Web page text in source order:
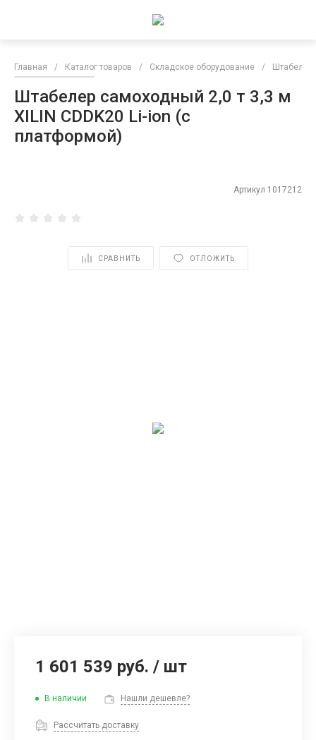
Главная / Каталог товаров / Складское оборудование /
Штабелер самоходный 2,0 т 3,3 м
XILIN CDDK20 Li-ion (с
платформой)
Артикул 1017212
СРАВНИТЬ ОТЛОЖИТЬ
1 601 539 руб. / шт
В наличии Нашли дешевле?
Рассчитать доставку